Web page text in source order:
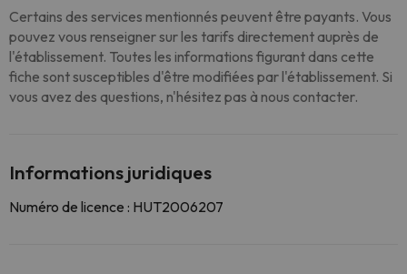
Certains des services mentionnés peuvent être payants. Vous
pouvez vous renseigner sur les tarifs directement auprès de
l'établissement. Toutes les informations figurant dans cette
fiche sont susceptibles d'être modifiées par l'établissement. Si
vous avez des questions, n'hésitez pas à nous contacter.
Informations juridiques
Numéro de licence : HUT2006207